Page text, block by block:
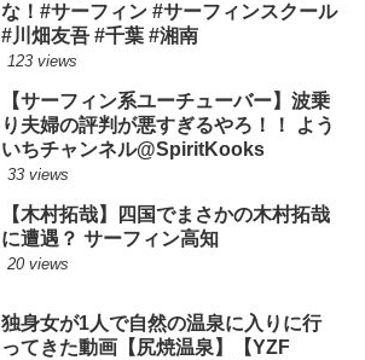
な！#サーフィン #サーフィンスクール
#川畑友吾 #千葉 #湘南
123 views
【サーフィン系ユーチューバー】波乗
り夫婦の評判が悪すぎるやろ！！ よう
いちチャンネル@SpiritKooks
33 views
【木村拓哉】四国でまさかの木村拓哉
に遭遇？ サーフィン高知
20 views
独身女が1人で自然の温泉に入りに行
ってきた動画【尻焼温泉】【YZF